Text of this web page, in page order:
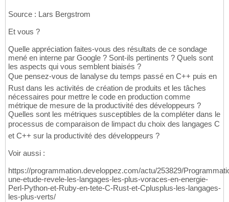
Source : Lars Bergstrom
Et vous ?
Quelle appréciation faites-vous des résultats de ce sondage
mené en interne par Google ? Sont-ils pertinents ? Quels sont
les aspects qui vous semblent biaisés ?
Que pensez-vous de lanalyse du temps passé en C++ puis en
Rust dans les activités de création de produits et les tâches
nécessaires pour mettre le code en production comme
métrique de mesure de la productivité des développeurs ?
Quelles sont les métriques susceptibles de la compléter dans le
processus de comparaison de limpact du choix des langages C
et C++ sur la productivité des développeurs ?
Voir aussi :
https://programmation.developpez.com/actu/253829/
une-etude-revele-les-langages-les-plus-voraces-en-energie-
Perl-Python-et-Ruby-en-tete-C-Rust-et-Cplusplus-les-langages-
les-plus-verts/